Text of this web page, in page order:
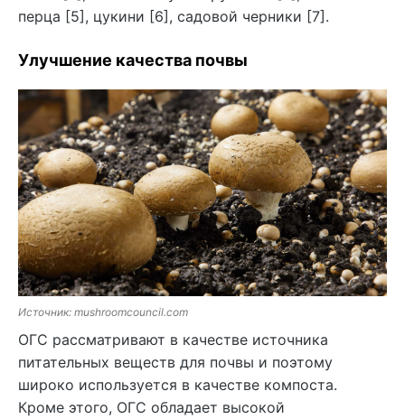
перца [5], цукини [6], садовой черники [7].
Улучшение качества почвы
Источник: mushroomcouncil.com
ОГС рассматривают в качестве источника
питательных веществ для почвы и поэтому
широко используется в качестве компоста.
Кроме этого, ОГС обладает высокой